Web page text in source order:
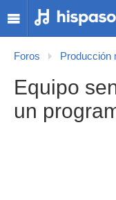
Foros Producción
Equipo
un